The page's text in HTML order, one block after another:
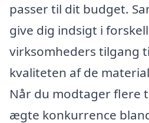
passer til dit budget.
give dig indsigt i
virksomheders tilgang
kvaliteten af de
Når du modtager flere
ægte konkurrence